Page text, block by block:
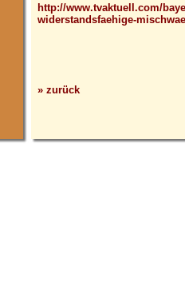
http://www.tvaktuell.com/
widerstandsfaehige-
» zurück